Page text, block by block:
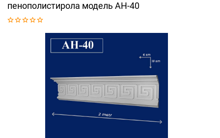
пенополистирола модель AH-40